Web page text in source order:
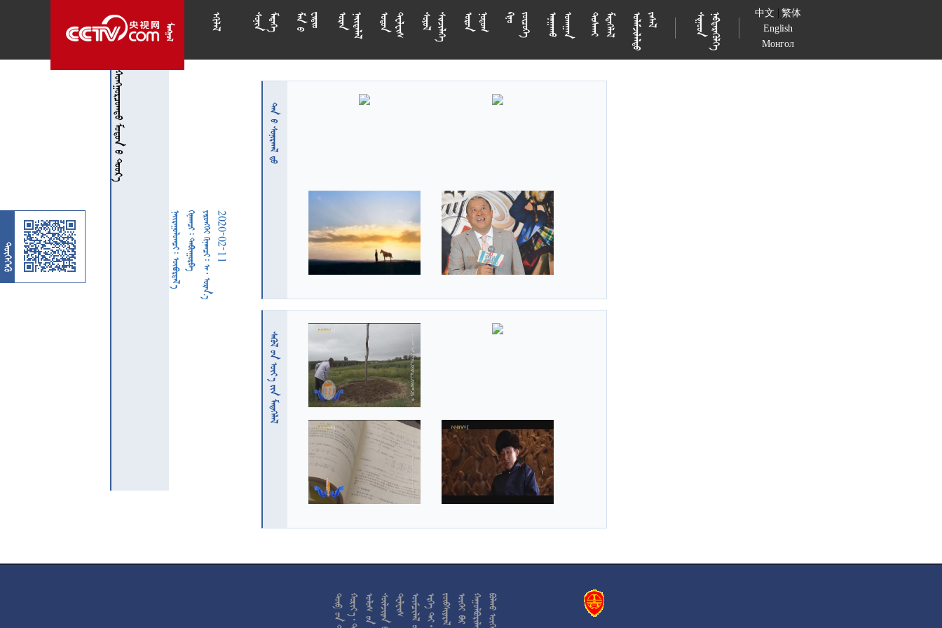
 








    









  







  











  






  







  










  












  













  














  中文 |繁体
English
Монгол

   
         2020-02-11
 
  
